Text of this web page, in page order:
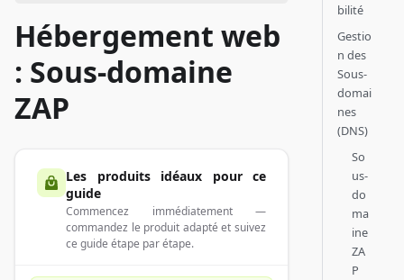
Hébergement web
: Sous-domaine
ZAP
Les produits idéaux pour ce
guide
Commencez immédiatement —
commandez le produit adapté et suivez
ce guide étape par étape.
bilité
Gestio
n des
Sous-
domai
nes
(DNS)
So
us-
do
ma
ine
ZA
P